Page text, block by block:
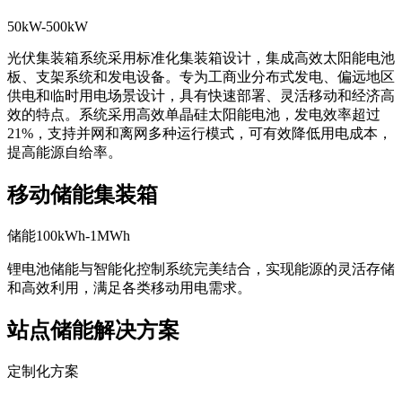
50kW-500kW
光伏集装箱系统采用标准化集装箱设计，集成高效太阳能电池
板、支架系统和发电设备。专为工商业分布式发电、偏远地区
供电和临时用电场景设计，具有快速部署、灵活移动和经济高
效的特点。系统采用高效单晶硅太阳能电池，发电效率超过
21%，支持并网和离网多种运行模式，可有效降低用电成本，
提高能源自给率。
移动储能集装箱
储能100kWh-1MWh
锂电池储能与智能化控制系统完美结合，实现能源的灵活存储
和高效利用，满足各类移动用电需求。
站点储能解决方案
定制化方案